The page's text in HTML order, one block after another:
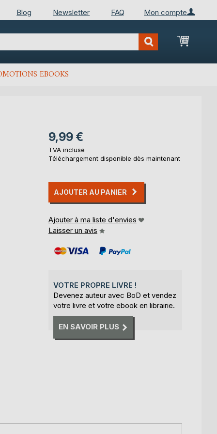
Mon compte
Blog Newsletter FAQ
Mon
EBOOKS
9,99 €
TVA incluse
Téléchargement disponible dès maintenant
AJOUTER AU PANIER
Ajouter à ma liste d'envies
Laisser un avis
VOTRE PROPRE LIVRE !
Devenez auteur avec BoD et vendez
votre livre et votre ebook en librairie.
EN SAVOIR PLUS